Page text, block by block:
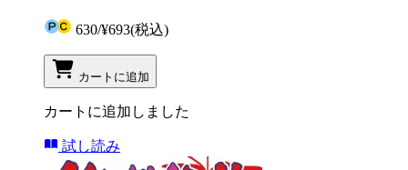
630/¥693(税込)
カートに追加
カートに追加しました
試し読み